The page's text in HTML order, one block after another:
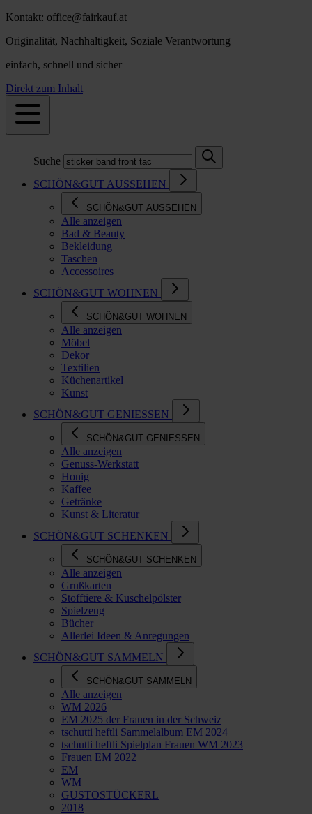
Kontakt: office@fairkauf.at
Originalität, Nachhaltigkeit, Soziale Verantwortung
einfach, schnell und sicher
Direkt zum Inhalt
Suche
SCHÖN&GUT AUSSEHEN
SCHÖN&GUT AUSSEHEN
Alle anzeigen
Bad & Beauty
Bekleidung
Taschen
Accessoires
SCHÖN&GUT WOHNEN
SCHÖN&GUT WOHNEN
Alle anzeigen
Möbel
Dekor
Textilien
Küchenartikel
Kunst
SCHÖN&GUT GENIESSEN
SCHÖN&GUT GENIESSEN
Alle anzeigen
Genuss-Werkstatt
Honig
Kaffee
Getränke
Kunst & Literatur
SCHÖN&GUT SCHENKEN
SCHÖN&GUT SCHENKEN
Alle anzeigen
Grußkarten
Stofftiere & Kuschelpölster
Spielzeug
Bücher
Allerlei Ideen & Anregungen
SCHÖN&GUT SAMMELN
SCHÖN&GUT SAMMELN
Alle anzeigen
WM 2026
EM 2025 der Frauen in der Schweiz
tschutti heftli Sammelalbum EM 2024
tschutti heftli Spielplan Frauen WM 2023
Frauen EM 2022
EM
WM
GUSTOSTÜCKERL
2018